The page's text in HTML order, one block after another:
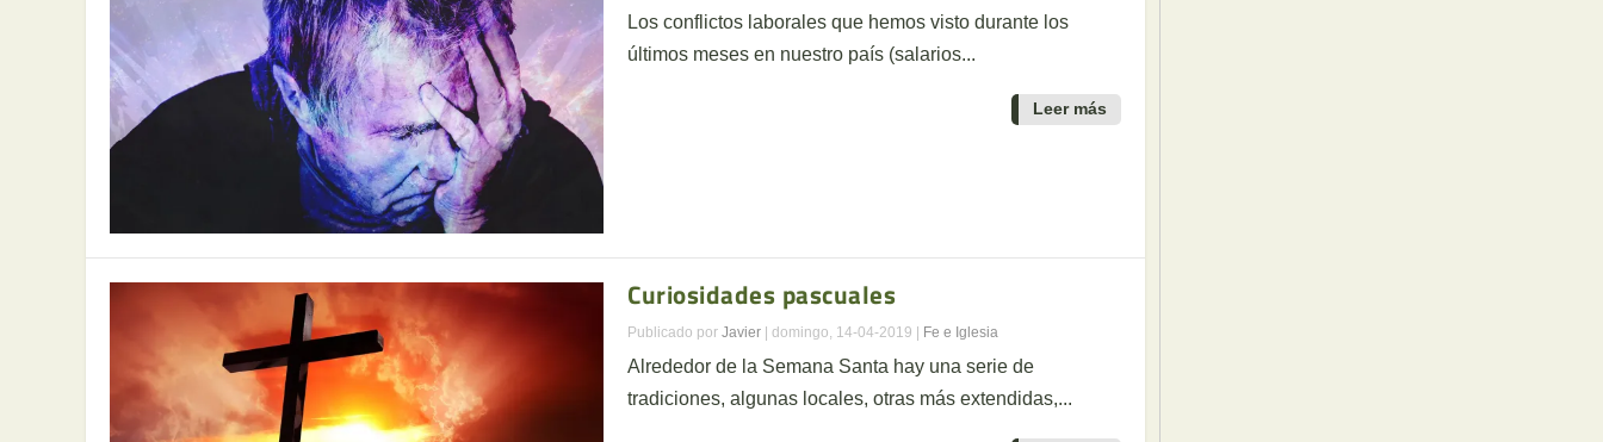
Los conflictos laborales que hemos visto durante los
últimos meses en nuestro país (salarios...
Leer más
Curiosidades pascuales
Publicado por Javier | domingo, 14-04-2019 | Fe e Iglesia
Alrededor de la Semana Santa hay una serie de
tradiciones, algunas locales, otras más extendidas,...